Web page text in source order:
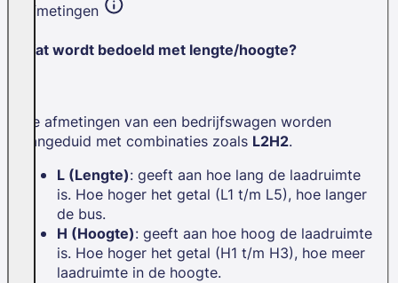
Afmetingen
Wat wordt bedoeld met lengte/hoogte?
De afmetingen van een bedrijfswagen worden
aangeduid met combinaties zoals L2H2.
L (Lengte): geeft aan hoe lang de laadruimte
is. Hoe hoger het getal (L1 t/m L5), hoe langer
de bus.
H (Hoogte): geeft aan hoe hoog de laadruimte
is. Hoe hoger het getal (H1 t/m H3), hoe meer
laadruimte in de hoogte.